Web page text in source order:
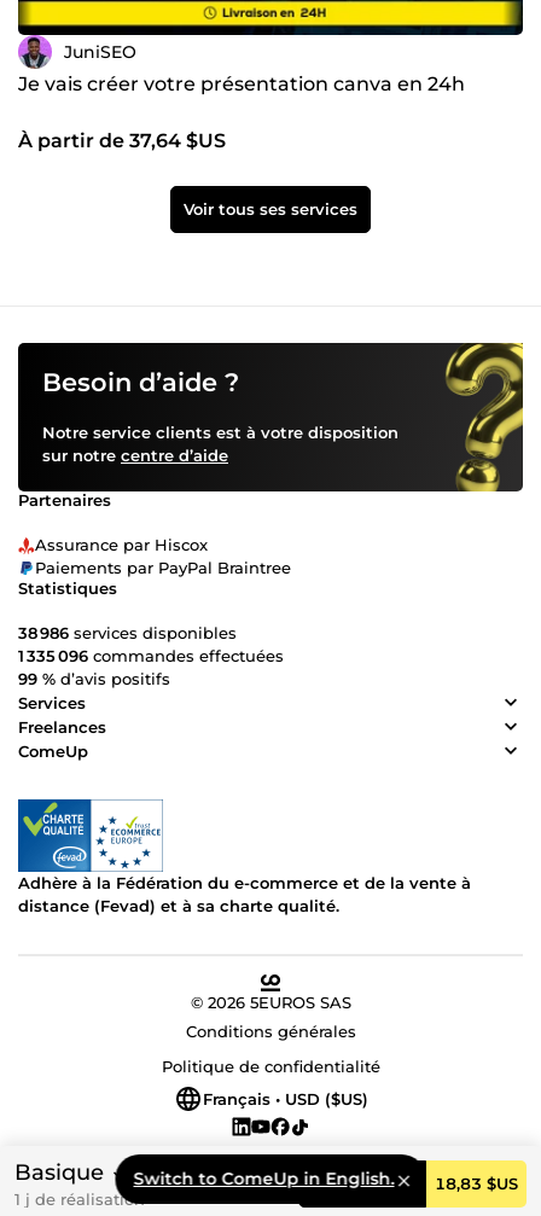
Basique
1 j de réalisation
Commander 18,83 $US
JuniSEO
Je vais créer votre présentation canva en 24h
À partir de 37,64 $US
Voir tous ses services
Switch to ComeUp in English.
Besoin d’aide ?
Notre service clients est à votre disposition
sur notre centre d’aide
Partenaires
Assurance par Hiscox
Paiements par PayPal Braintree
Statistiques
38 986 services disponibles
1 335 096 commandes effectuées
99 % d’avis positifs
Services
Freelances
ComeUp
Adhère à la Fédération du e-commerce et de la vente à
distance (Fevad) et à sa charte qualité.
© 2026 5EUROS SAS
Conditions générales
Politique de confidentialité
Français • USD ($US)